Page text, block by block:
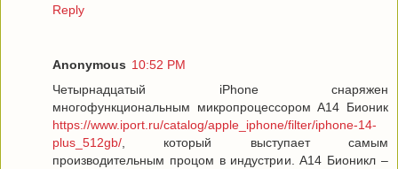
Reply
Anonymous 10:52 PM
Четырнадцатый iPhone снаряжен
многофункциональным микропроцессором А14 Бионик
https://www.iport.ru/catalog/apple_iphone/filter/iphone-14-
plus_512gb/ , который выступает самым
производительным процом в индустрии. A14 Бионикл –